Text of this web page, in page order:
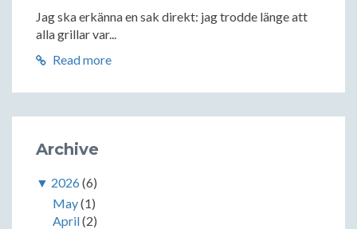
Jag ska erkänna en sak direkt: jag trodde länge att
alla grillar var...
Read more
Archive
▼ 2026(6)
May(1)
April(2)